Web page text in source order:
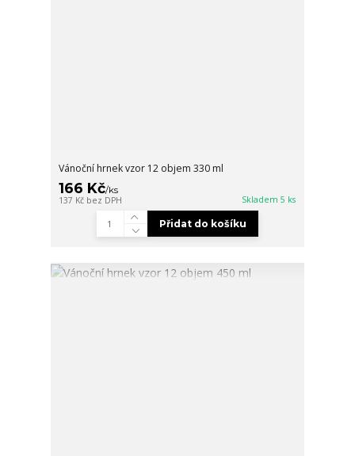
Vánoční hrnek vzor 12 objem 330 ml
166 Kč/ks
137 Kč bez DPH Skladem 5 ks
Přidat do košíku